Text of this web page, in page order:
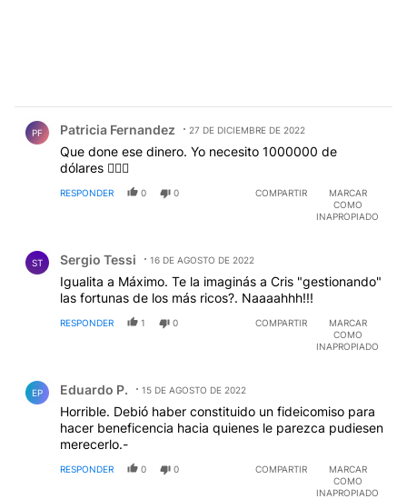
PF Patricia Fernandez 27 DE DICIEMBRE DE 2022
Que done ese dinero. Yo necesito 1000000 de
dólares 💁🏻‍♀️
RESPONDER 0 0 COMPARTIR
MARCAR
COMO
INAPROPIADO
ST Sergio Tessi 16 DE AGOSTO DE 2022
Igualita a Máximo. Te la imaginás a Cris "gestionando"
las fortunas de los más ricos?. Naaaahhh!!!
RESPONDER 1 0 COMPARTIR
MARCAR
COMO
INAPROPIADO
EP Eduardo P. 15 DE AGOSTO DE 2022
Horrible. Debió haber constituido un fideicomiso para
hacer beneficencia hacia quienes le parezca pudiesen
merecerlo.-
RESPONDER 0 0 COMPARTIR
MARCAR
COMO
INAPROPIADO